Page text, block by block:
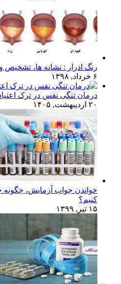
رنگ ادرار : نشانه ها، تشخیص
۶ خرداد, ۱۳۹۸
درمان تنگی نفس در ترک
۲۰ اردیبهشت, ۱۴۰۵
خواندن جواب آزمایش، چگونه
کنیم؟
۱۵ تیر, ۱۳۹۹